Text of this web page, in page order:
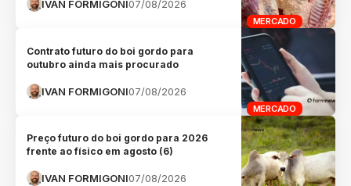
MERCADO
IVAN FORMIGONI07/08/2026
MERCADO
Contrato futuro do boi gordo para
outubro ainda mais procurado
IVAN FORMIGONI07/08/2026
Preço futuro do boi gordo para 2026
frente ao físico em agosto (6)
IVAN FORMIGONI07/08/2026